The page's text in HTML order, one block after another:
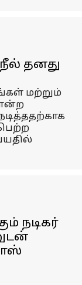
நீல் தனது
மற்றும்
நடிகர்